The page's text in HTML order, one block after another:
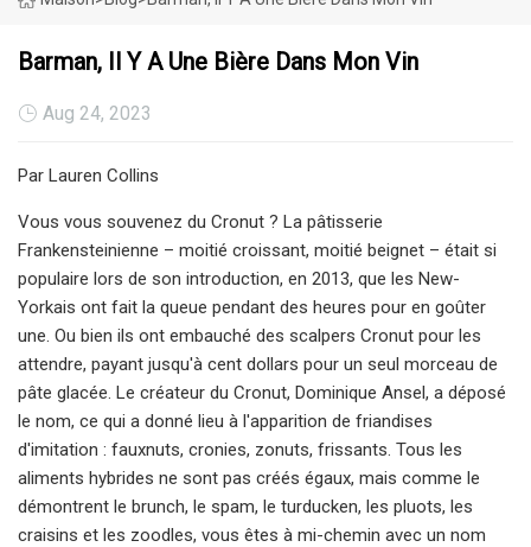
Barman, Il Y A Une Bière Dans Mon Vin
Aug 24, 2023
Par Lauren Collins
Vous vous souvenez du Cronut ? La pâtisserie
Frankensteinienne – moitié croissant, moitié beignet – était si
populaire lors de son introduction, en 2013, que les New-
Yorkais ont fait la queue pendant des heures pour en goûter
une. Ou bien ils ont embauché des scalpers Cronut pour les
attendre, payant jusqu'à cent dollars pour un seul morceau de
pâte glacée. Le créateur du Cronut, Dominique Ansel, a déposé
le nom, ce qui a donné lieu à l'apparition de friandises
d'imitation : fauxnuts, cronies, zonuts, frissants. Tous les
aliments hybrides ne sont pas créés égaux, mais comme le
démontrent le brunch, le spam, le turducken, les pluots, les
craisins et les zoodles, vous êtes à mi-chemin avec un nom